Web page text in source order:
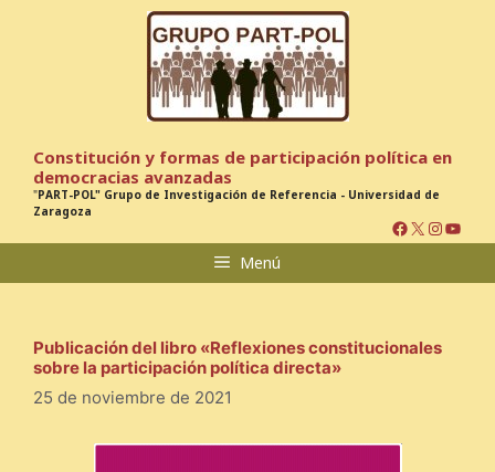
Constitución y formas de participación política en
democracias avanzadas
"PART-POL" Grupo de Investigación de Referencia - Universidad de
Zaragoza
Facebook
X
Menú
Publicación del libro «Reflexiones constitucionales
sobre la participación política directa»
25 de noviembre de 2021